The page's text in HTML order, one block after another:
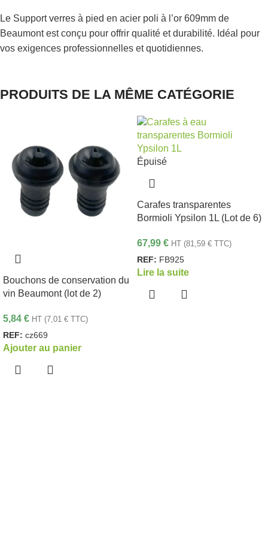
Le Support verres à pied en acier poli à l’or 609mm de
Beaumont est conçu pour offrir qualité et durabilité. Idéal pour
vos exigences professionnelles et quotidiennes.
PRODUITS DE LA MÊME CATÉGORIE
Bouchons de conservation du
vin Beaumont (lot de 2)
5,84 € HT (7,01 € TTC)
REF: cz669
Ajouter au panier
Épuisé
Carafes transparentes
Bormioli Ypsilon 1L (Lot de 6)
67,99 € HT (81,59 € TTC)
REF: FB925
Lire la suite